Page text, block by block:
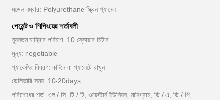
মডেল নম্বার: Polyurethane স্ক্রিন প্যানেল
পেমেন্ট ও শিপিংয়ের শর্তাবলী
ন্যূনতম চাহিদার পরিমাণ: 10 স্কোয়ার মিটার
মূল্য: negotiable
প্যাকেজিং বিবরণ: কার্টনে বা প্যালেটে রাখুন
ডেলিভারি সময়: 10-20days
পরিশোধের শর্ত: এল / সি, টি / টি, ওয়েস্টার্ন ইউনিয়ন, মানিগ্রাম, ডি / এ, ডি / পি,